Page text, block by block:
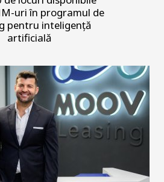
uri în programul de
pentru inteligență
artificială